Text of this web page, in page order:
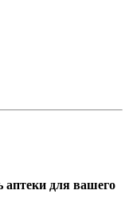
для вашего